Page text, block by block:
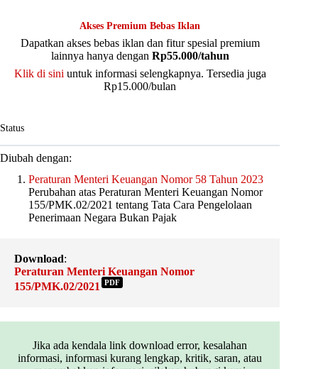
Akses Premium Bebas Iklan
Dapatkan akses bebas iklan dan fitur spesial premium
lainnya hanya dengan Rp55.000/tahun
Klik di sini untuk informasi selengkapnya. Tersedia juga
Rp15.000/bulan
Status
Diubah dengan:
Peraturan Menteri Keuangan Nomor 58 Tahun 2023
Perubahan atas Peraturan Menteri Keuangan Nomor
155/PMK.02/2021 tentang Tata Cara Pengelolaan
Penerimaan Negara Bukan Pajak
Download:
Peraturan Menteri Keuangan Nomor
155/PMK.02/2021
PDF
Jika ada kendala link download error, kesalahan
informasi, informasi kurang lengkap, kritik, saran, atau